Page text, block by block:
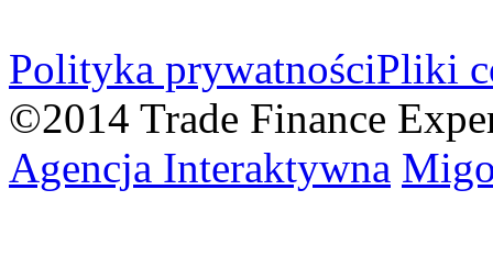
Polityka prywatnościPliki
©2014 Trade Finance
Agencja Interaktywna